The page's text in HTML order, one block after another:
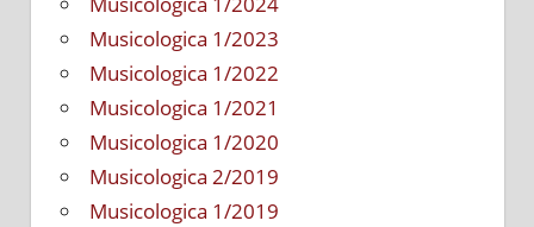
Musicologica 1/2023
Musicologica 1/2022
Musicologica 1/2021
Musicologica 1/2020
Musicologica 2/2019
Musicologica 1/2019